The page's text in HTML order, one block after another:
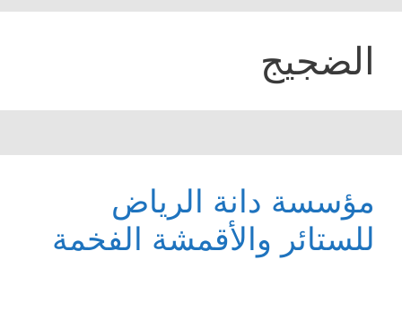
الضجيج
مؤسسة دانة الرياض
للستائر والأقمشة الفخمة